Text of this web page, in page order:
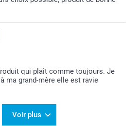
qui plaît comme toujours. Je
ma grand-mère elle est ravie
Voir plus